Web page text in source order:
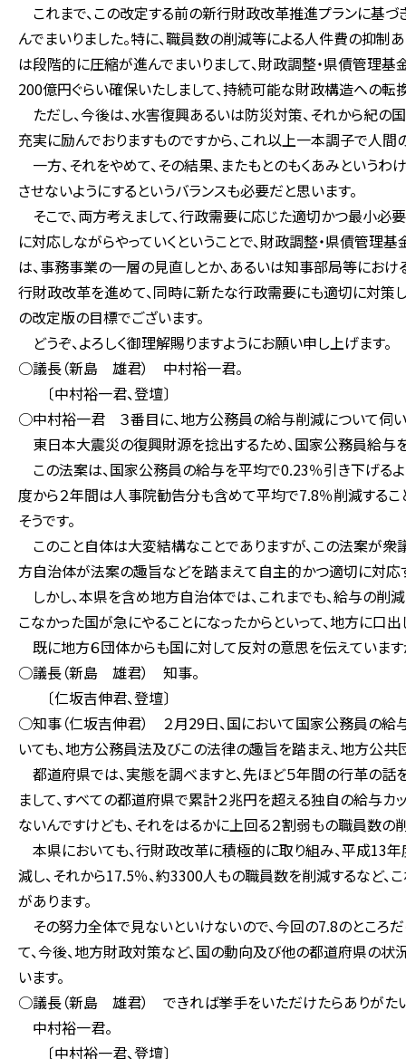
これまで、この改定する前の新行財政改革推進プランに基
んでまいりました。特に、職員数の削減等による人件費の抑
は段階的に圧縮が進んでまいりまして、財政調整・県債管理基
200億円ぐらい確保いたしまして、持続可能な財政構造への
ただし、今後は、水害復興あるいは防災対策、それから紀
充実に励んでおりますものですから、これ以上一本調子で人間
一方、それをやめて、その結果、またもとのもくあみという
させないようにするというバランスも必要だと思います。
そこで、両方考えまして、行政需要に応じた適切かつ最小
に対応しながらやっていくということで、財政調整・県債管
は、事務事業の一層の見直しとか、あるいは知事部局等にお
行財政改革を進めて、同時に新たな行政需要にも適切に対策
の改定版の目標でございます。
どうぞ、よろしく御理解賜りますようにお願い申し上げます。
○議長（新島 雄君） 中村裕一君。
〔中村裕一君、登壇〕
○中村裕一君 ３番目に、地方公務員の給与削減について伺い
東日本大震災の復興財源を捻出するため、国家公務員給与
この法案は、国家公務員の給与を平均で0.23％引き下げる
度から２年間は人事院勧告分も含めて平均で7.8％削減する
そうです。
このこと自体は大変結構なことでありますが、この法案が
方自治体が法案の趣旨などを踏まえて自主的かつ適切に対応
しかし、本県を含め地方自治体では、これまでも、給与の削
こなかった国が急にやることになったからといって、地方に口
既に地方６団体からも国に対して反対の意思を伝えています
○議長（新島 雄君） 知事。
〔仁坂吉伸君、登壇〕
○知事（仁坂吉伸君） ２月29日、国において国家公務員の
いても、地方公務員法及びこの法律の趣旨を踏まえ、地方公
都道府県では、実態を調べますと、先ほど５年間の行革の話
まして、すべての都道府県で累計２兆円を超える独自の給与カ
ないんですけども、それをはるかに上回る２割弱もの職員数の
本県においても、行財政改革に積極的に取り組み、平成13
減し、それから17.5％、約3300人もの職員数を削減するなど
があります。
その努力全体で見ないといけないので、今回の7.8のところ
て、今後、地方財政対策など、国の動向及び他の都道府県の状
います。
○議長（新島 雄君） できれば挙手をいただけたらありがた
中村裕一君。
〔中村裕一君、登壇〕